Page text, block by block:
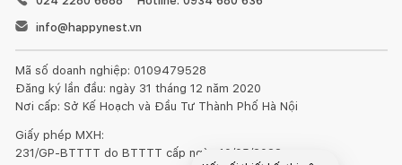
info@happynest.vn
Mã số doanh nghiệp: 0109479528
Đăng ký lần đầu: ngày 31 tháng 12 năm 2020
Nơi cấp: Sở Kế Hoạch và Đầu Tư Thành Phố Hà Nội
Giấy phép MXH:
231/GP-BTTTT do BTTTT cấp ngày 10/05/2022